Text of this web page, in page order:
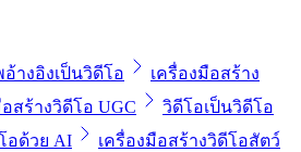
างอิงเป็นวิดีโอ
เครื่องมือสร้าง
สร้างวิดีโอ UGC
วิดีโอเป็นวิดีโอ
อด้วย AI
เครื่องมือสร้างวิดีโอสัตว์